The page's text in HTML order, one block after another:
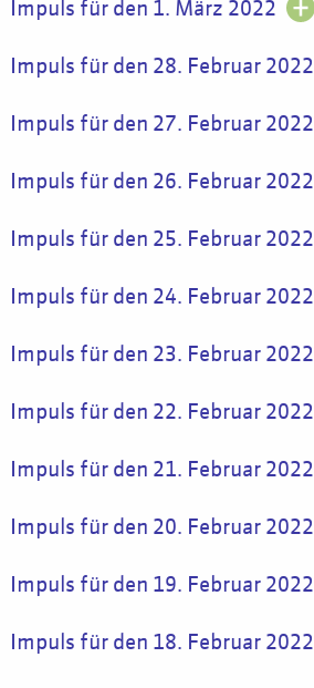
Impuls für den 1. März 2022
Impuls für den 28. Februar 2022
Impuls für den 27. Februar 2022
Impuls für den 26. Februar 2022
Impuls für den 25. Februar 2022
Impuls für den 24. Februar 2022
Impuls für den 23. Februar 2022
Impuls für den 22. Februar 2022
Impuls für den 21. Februar 2022
Impuls für den 20. Februar 2022
Impuls für den 19. Februar 2022
Impuls für den 18. Februar 2022